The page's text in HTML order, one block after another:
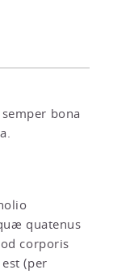
bona
quatenus
corporis
(per